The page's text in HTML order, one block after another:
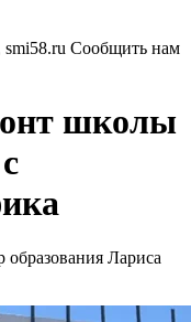
smi58.ru Сообщить нам
школы
образования Лариса